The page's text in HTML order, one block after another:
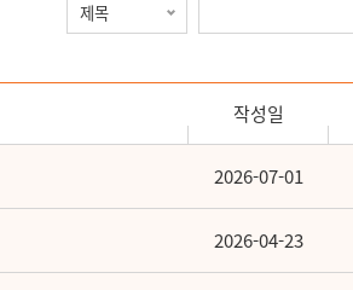
작성일
2026-07-01
2026-04-23